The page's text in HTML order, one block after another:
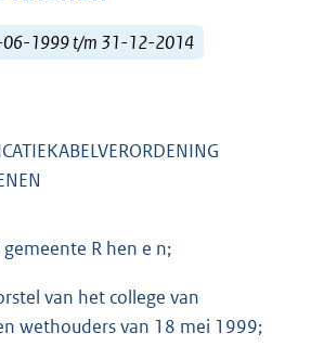
06-1999 t/m 31-12-2014
R hen e n;
van het college van
wethouders van 18 mei 1999;